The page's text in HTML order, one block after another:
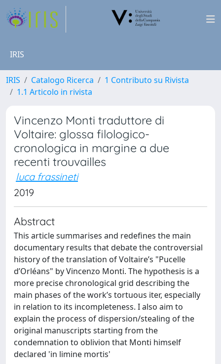
IRIS
IRIS Catalogo Ricerca
1 Contributo su Rivista
1.1 Articolo in rivista
Vincenzo Monti traduttore di
Voltaire: glossa filologico-
cronologica in margine a due
recenti trouvailles
luca frassineti
2019
Abstract
This article summarises and redefines the main
documentary results that debate the controversial
history of the translation of Voltaire’s "Pucelle
d’Orléans" by Vincenzo Monti. The hypothesis is a
more precise chronological grid describing the
main phases of the work’s tortuous iter, especially
in relation to its incompleteness. I also aim to
explain the process of dispersion/stealing of the
original manuscripts starting from the
condemnation to oblivion that Monti himself
declared 'in limine mortis'